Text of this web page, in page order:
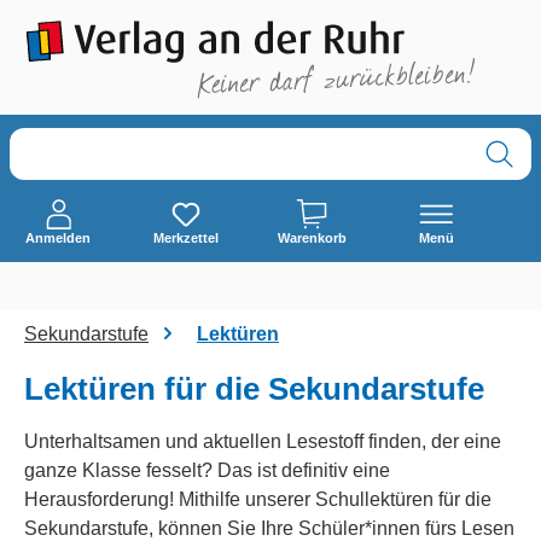
springen
Anmelden Merkzettel Warenkorb Menü
Sekundarstufe Lektüren
Lektüren für die Sekundarstufe
Unterhaltsamen und aktuellen Lesestoff finden, der eine
ganze Klasse fesselt? Das ist definitiv eine
Herausforderung! Mithilfe unserer Schullektüren für die
Sekundarstufe, können Sie Ihre Schüler*innen fürs Lesen